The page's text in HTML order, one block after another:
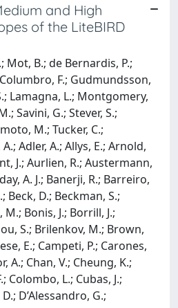
and High
of the LiteBIRD
Mot, B.; de Bernardis, P.;
F.; Gudmundsson,
Lamagna, L.; Montgomery,
Savini, G.; Stever, S.;
M.; Tucker, C.;
Adler, A.; Allys, E.; Arnold,
J.; Aurlien, R.; Austermann,
A. J.; Banerji, R.; Barreiro,
Beck, D.; Beckman, S.;
Bonis, J.; Borrill, J.;
S.; Brilenkov, M.; Brown,
E.; Campeti, P.; Carones,
A.; Chan, V.; Cheung, K.;
Colombo, L.; Cubas, J.;
D’Alessandro, G.;